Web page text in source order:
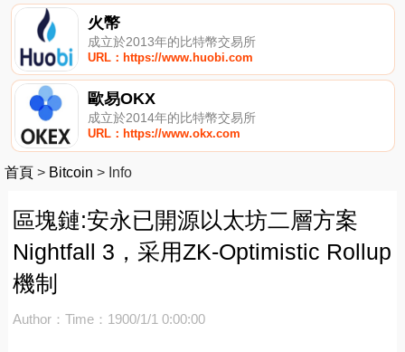
火幣
成立於2013年的比特幣交易所
URL：https://www.huobi.com
歐易OKX
成立於2014年的比特幣交易所
URL：https://www.okx.com
首頁 > Bitcoin > Info
區塊鏈:安永已開源以太坊二層方案
Nightfall 3，采用ZK-Optimistic Rollup
機制
Author： Time：1900/1/1 0:00:00